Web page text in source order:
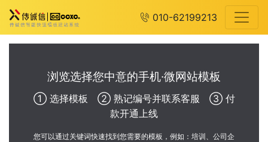
010-62199213
浏览选择您中意的手机·微网站模板
① 选择模板 ② 熟记编号并联系客服 ③ 付
款开通上线
您可以通过关键词快速找到您需要的模板，例如：培训、公司企